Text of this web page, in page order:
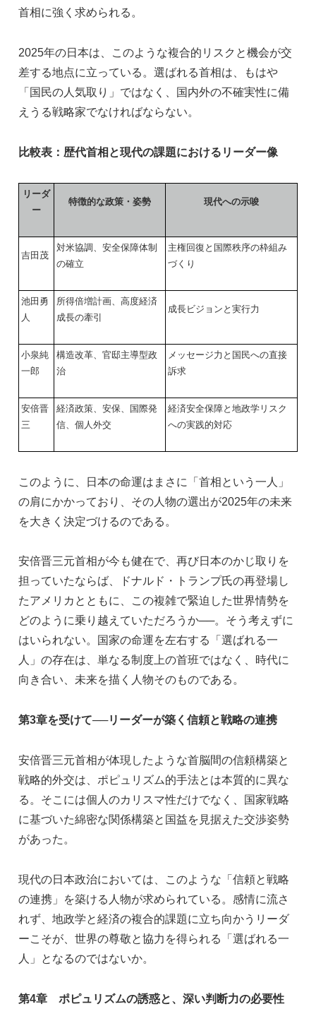
首相に強く求められる。
2025年の日本は、このような複合的リスクと機会が交
差する地点に立っている。選ばれる首相は、もはや
「国民の人気取り」ではなく、国内外の不確実性に備
えうる戦略家でなければならない。
比較表：歴代首相と現代の課題におけるリーダー像
リーダ
ー
特徴的な政策・姿勢 現代への示唆
吉田茂
対米協調、安全保障体制
の確立
主権回復と国際秩序の枠組み
づくり
池田勇
人
所得倍増計画、高度経済
成長の牽引
成長ビジョンと実行力
小泉純
一郎
構造改革、官邸主導型政
治
メッセージ力と国民への直接
訴求
安倍晋
三
経済政策、安保、国際発
信、個人外交
経済安全保障と地政学リスク
への実践的対応
このように、日本の命運はまさに「首相という一人」
の肩にかかっており、その人物の選出が2025年の未来
を大きく決定づけるのである。
安倍晋三元首相が今も健在で、再び日本のかじ取りを
担っていたならば、ドナルド・トランプ氏の再登場し
たアメリカとともに、この複雑で緊迫した世界情勢を
どのように乗り越えていただろうか──。そう考えずに
はいられない。国家の命運を左右する「選ばれる一
人」の存在は、単なる制度上の首班ではなく、時代に
向き合い、未来を描く人物そのものである。
第3章を受けて──リーダーが築く信頼と戦略の連携
安倍晋三元首相が体現したような首脳間の信頼構築と
戦略的外交は、ポピュリズム的手法とは本質的に異な
る。そこには個人のカリスマ性だけでなく、国家戦略
に基づいた綿密な関係構築と国益を見据えた交渉姿勢
があった。
現代の日本政治においては、このような「信頼と戦略
の連携」を築ける人物が求められている。感情に流さ
れず、地政学と経済の複合的課題に立ち向かうリーダ
ーこそが、世界の尊敬と協力を得られる「選ばれる一
人」となるのではないか。
第4章 ポピュリズムの誘惑と、深い判断力の必要性